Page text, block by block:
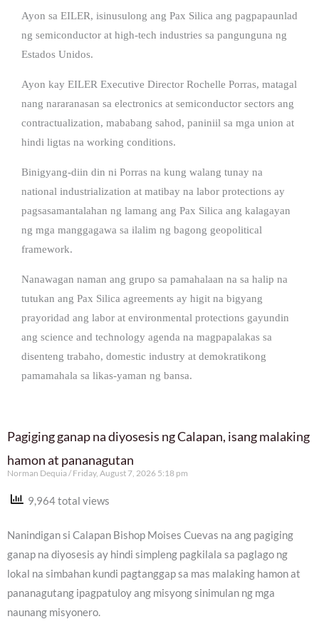
Ayon sa EILER, isinusulong ang Pax Silica ang pagpapaunlad
ng semiconductor at high-tech industries sa pangunguna ng
Estados Unidos.
Ayon kay EILER Executive Director Rochelle Porras, matagal
nang nararanasan sa electronics at semiconductor sectors ang
contractualization, mababang sahod, paniniil sa mga union at
hindi ligtas na working conditions.
Binigyang-diin din ni Porras na kung walang tunay na
national industrialization at matibay na labor protections ay
pagsasamantalahan ng lamang ang Pax Silica ang kalagayan
ng mga manggagawa sa ilalim ng bagong geopolitical
framework.
Nanawagan naman ang grupo sa pamahalaan na sa halip na
tutukan ang Pax Silica agreements ay higit na bigyang
prayoridad ang labor at environmental protections gayundin
ang science and technology agenda na magpapalakas sa
disenteng trabaho, domestic industry at demokratikong
pamamahala sa likas-yaman ng bansa.
Pagiging ganap na diyosesis ng Calapan, isang malaking
hamon at pananagutan
Norman Dequia Friday, August 7, 2026 5:18 pm
9,964 total views
Nanindigan si Calapan Bishop Moises Cuevas na ang pagiging
ganap na diyosesis ay hindi simpleng pagkilala sa paglago ng
lokal na simbahan kundi pagtanggap sa mas malaking hamon at
pananagutang ipagpatuloy ang misyong sinimulan ng mga
naunang misyonero.